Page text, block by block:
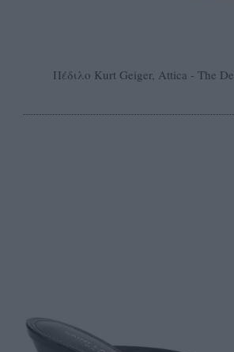
Πέδιλο Kurt Geiger, Attica - The